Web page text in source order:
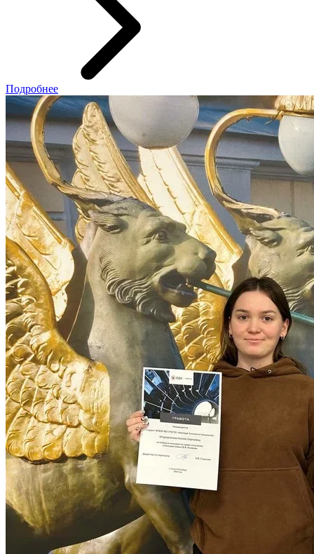
Подробнее